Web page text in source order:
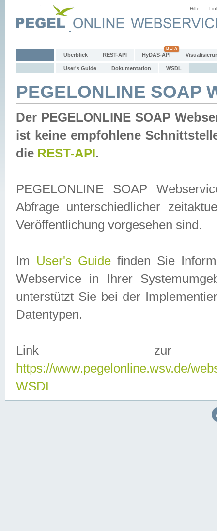
Hilfe
Überblick REST-API HyDAS-API
User's Guide Dokumentation WSDL
PEGELONLINE SOAP
Der PEGELONLINE SOAP
ist keine empfohlene
die REST-API.
PEGELONLINE SOAP
Abfrage unterschiedlicher
Veröffentlichung vorgesehen sind.
Im User's Guidefinden Sie
Webservice in Ihrer
unterstützt Sie bei der
Datentypen.
Link zur
https://www.pegelonline.wsv.de/
WSDL